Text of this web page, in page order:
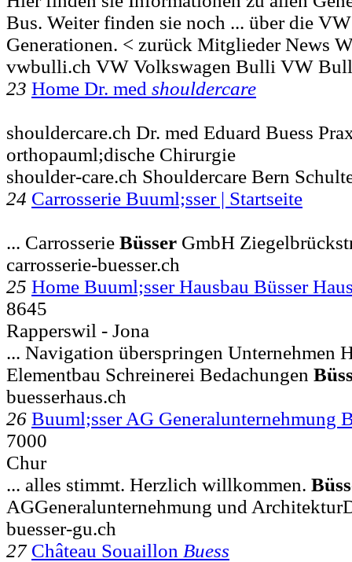
Bus. Weiter finden sie noch ... über die
Generationen. < zurück Mitglieder News
vwbulli.ch VW Volkswagen Bulli VW
23 Home Dr. med shouldercare
shouldercare.ch Dr. med Eduard Buess
orthopauml;dische Chirurgie
shoulder-care.ch Shouldercare Bern
24 Carrosserie Buuml;sser | Startseite
... Carrosserie Büsser GmbH
carrosserie-buesser.ch
25 Home Buuml;sser Hausbau Büsser
8645
Rapperswil - Jona
... Navigation überspringen Unternehmen
Elementbau Schreinerei Bedachungen
buesserhaus.ch
26 Buuml;sser AG Generalunternehmung
7000
Chur
... alles stimmt. Herzlich willkommen.
AGGeneralunternehmung und
buesser-gu.ch
27 Château Souaillon Buess